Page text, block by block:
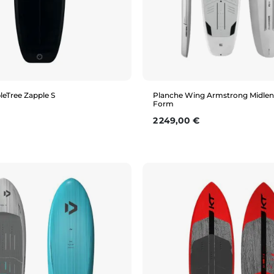
Zapple S
Planche Wing Armstrong
Form
Prix
2 249,00 €